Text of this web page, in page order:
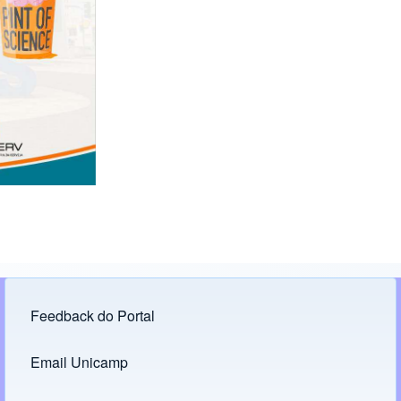
Footer menu
Feedback do Portal
Links
Email Unicamp
(opens in new tab)